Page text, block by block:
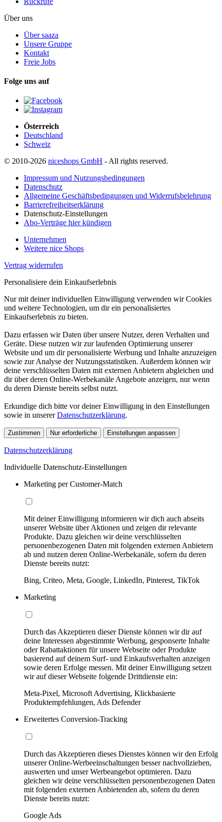
Über uns
Über saaza
Unsere Gruppe
Kontakt
Freie Jobs
Folge uns auf
Österreich
Deutschland
Schweiz
© 2010-2026 niceshops GmbH - All rights reserved.
Impressum und Nutzungsbedingungen
Datenschutz
Allgemeine Geschäftsbedingungen und Widerrufsbelehrung
Barrierefreiheitserklärung
Datenschutz-Einstellungen
Abo-Verträge hier kündigen
Unternehmen
Weitere nice Shops
Vertrag widerrufen
Personalisiere dein Einkaufserlebnis
Nur mit deiner individuellen Einwilligung verwenden wir Cookies
und weitere Technologien, um dir ein personalisiertes
Einkaufserlebnis zu bieten.
Dazu erfassen wir Daten über unsere Nutzer, deren Verhalten und
Geräte. Diese nutzen wir zur laufenden Optimierung unserer
Website und um dir personalisierte Werbung und Inhalte anzuzeigen
sowie zur Analyse der Nutzungsstatistiken. Außerdem können wir
deine verschlüsselten Daten mit externen Anbietern abgleichen und
dir über deren Online-Werbekanäle Angebote anzeigen, nur wenn
du deren Dienste bereits selbst nutzt.
Erkundige dich bitte vor deiner Einwilligung in den Einstellungen
sowie in unsererDatenschutzerklärung.
Zustimmen Nur erforderliche Einstellungen anpassen
Datenschutzerklärung
Individuelle Datenschutz-Einstellungen
Marketing per Customer-Match
Mit deiner Einwilligung informieren wir dich auch abseits
unserer Website über Aktionen und zeigen dir relevante
Produkte. Dazu gleichen wir deine verschlüsselten
personenbezogenen Daten mit folgenden externen Anbietern
ab und nutzen deren Online-Werbekanäle, sofern du deren
Dienste bereits nutzt:
Bing, Criteo, Meta, Google, LinkedIn, Pinterest, TikTok
Marketing
Durch das Akzeptieren dieser Dienste können wir dir auf
deine Interessen abgestimmte Werbung, gesponserte Inhalte
oder Rabattaktionen für unsere Webseite oder Produkte
basierend auf deinem Surf- und Einkaufsverhalten anzeigen
sowie deren Erfolge messen. Mit deiner Einwilligung setzen
wir auf dieser Webseite folgende Drittdienste ein:
Meta-Pixel, Microsoft Advertising, Klickbasierte
Produktempfehlungen, Ads Defender
Erweitertes Conversion-Tracking
Durch das Akzeptieren dieses Dienstes können wir den Erfolg
unserer Online-Werbeeinschaltungen besser nachvollziehen,
auswerten und unser Werbeangebot optimieren. Dazu
gleichen wir deine verschlüsselten personenbezogenen Daten
mit folgenden externen Anbietenden ab, sofern du deren
Dienste bereits nutzt:
Google Ads